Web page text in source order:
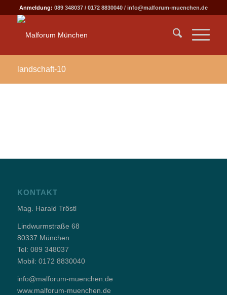
Anmeldung: 089 348037/ 0172 8830040/ info@malforum-muenchen.de
landschaft-10
KONTAKT
Mag. Harald Tröstl
Lindwurmstraße 68
80337 München
Tel: 089 348037
Mobil: 0172 8830040
info@malforum-muenchen.de
www.malforum-muenchen.de